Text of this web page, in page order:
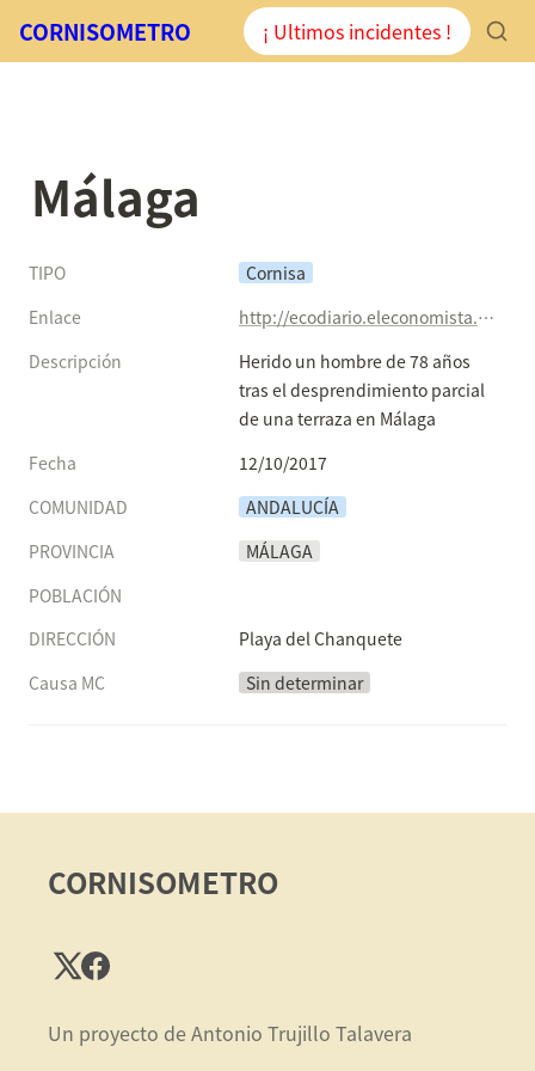
CORNISOMETRO ¡ Ultimos incidentes !
Málaga
TIPO
Cornisa
Enlace
http://ecodiario.eleconomista.es/sucesos/noticias/8671268/10/17/Herido-un-hombre-de-78-anos-tras-el-desprendimiento-parcial-de-una-terraza-en-Malaga.html
Descripción
Herido un hombre de 78 años
tras el desprendimiento parcial
de una terraza en Málaga
Fecha
12/10/2017
COMUNIDAD
ANDALUCÍA
PROVINCIA
MÁLAGA
POBLACIÓN
DIRECCIÓN
Playa del Chanquete
Causa MC
Sin determinar
CORNISOMETRO
Un proyecto de Antonio Trujillo Talavera